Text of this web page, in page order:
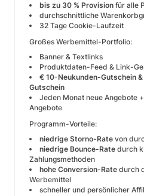
bis zu 30 % Provision für alle
durchschnittliche
32 Tage Cookie-Laufzeit
Großes Werbemittel-Portfolio:
Banner & Textlinks
Produktdaten-Feed & Link-
€ 10-Neukunden-Gutschein
Gutschein
Jeden Monat neue Angebote
Angebote
Programm-Vorteile:
niedrige Storno-Rate von
niedrige Bounce-Rate durch
Zahlungsmethoden
hohe Conversion-Rate durch
Werbemittel
schneller und persönlicher